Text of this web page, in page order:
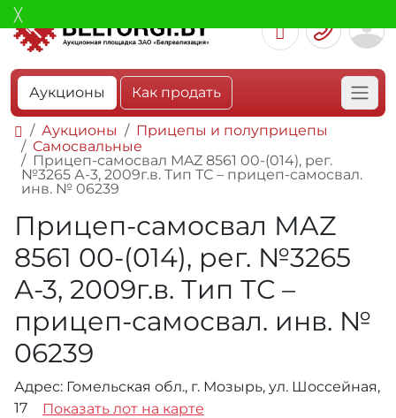
Аукционы Как продать
Аукционы
Прицепы и полуприцепы
Самосвальные
Прицеп-самосвал МAZ 8561 00-(014), рег.
№3265 А-3, 2009г.в. Тип ТС – прицеп-самосвал.
инв. № 06239
Прицеп-самосвал МAZ
8561 00-(014), рег. №3265
А-3, 2009г.в. Тип ТС –
прицеп-самосвал. инв. №
06239
Адрес: Гомельская обл., г. Мозырь, ул. Шоссейная,
17
Показать лот на карте